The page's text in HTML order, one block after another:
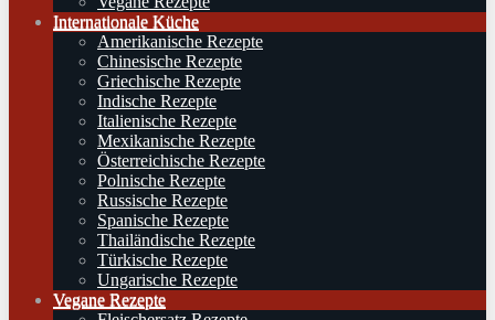
Internationale Küche
Amerikanische Rezepte
Chinesische Rezepte
Griechische Rezepte
Indische Rezepte
Italienische Rezepte
Mexikanische Rezepte
Österreichische Rezepte
Polnische Rezepte
Russische Rezepte
Spanische Rezepte
Thailändische Rezepte
Türkische Rezepte
Ungarische Rezepte
Vegane Rezepte